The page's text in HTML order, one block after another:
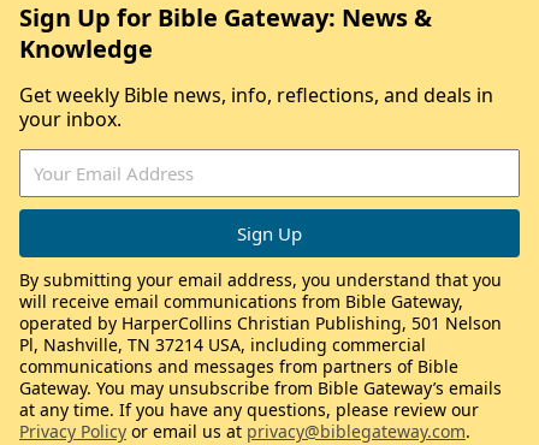
Sign Up for Bible Gateway: News &
Knowledge
Get weekly Bible news, info, reflections, and deals in
your inbox.
By submitting your email address, you understand that you
will receive email communications from Bible Gateway,
operated by HarperCollins Christian Publishing, 501 Nelson
Pl, Nashville, TN 37214 USA, including commercial
communications and messages from partners of Bible
Gateway. You may unsubscribe from Bible Gateway’s emails
at any time. If you have any questions, please review our
Privacy Policy or email us at privacy@biblegateway.com.